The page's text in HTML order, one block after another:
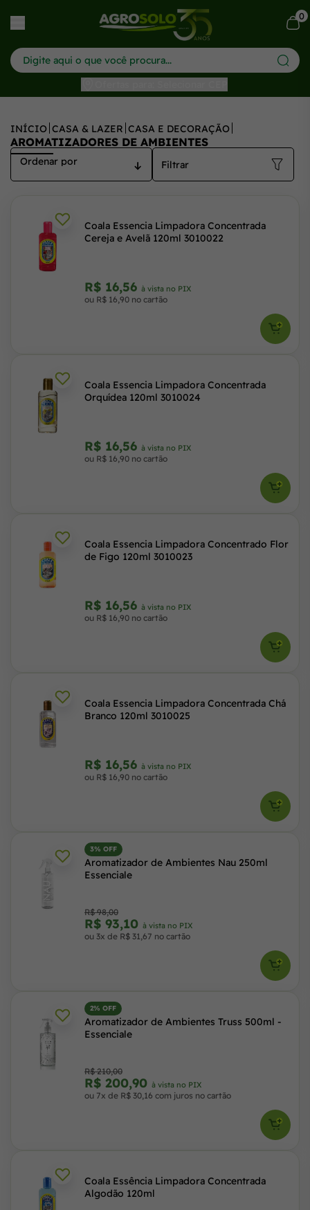
0
INÍCIO CASA & LAZER CASA E DECORAÇÃO
AROMATIZADORES DE AMBIENTES
Filtrar
Coala Essencia Limpadora Concentrada
Cereja e Avelã 120ml 3010022
R$ 16,56 à vista no PIX
ou R$ 16,90 no cartão
Coala Essencia Limpadora Concentrada
Orquídea 120ml 3010024
R$ 16,56 à vista no PIX
ou R$ 16,90 no cartão
Coala Essencia Limpadora Concentrado Flor
de Figo 120ml 3010023
R$ 16,56 à vista no PIX
ou R$ 16,90 no cartão
Coala Essencia Limpadora Concentrada Chá
Branco 120ml 3010025
R$ 16,56 à vista no PIX
ou R$ 16,90 no cartão
3% OFF
Aromatizador de Ambientes Nau 250ml
Essenciale
R$ 98,00
R$ 93,10 à vista no PIX
ou 3x de R$ 31,67 no cartão
2% OFF
Aromatizador de Ambientes Truss 500ml -
Essenciale
R$ 210,00
R$ 200,90 à vista no PIX
ou 7x de R$ 30,16 com juros no cartão
Coala Essência Limpadora Concentrada
Algodão 120ml